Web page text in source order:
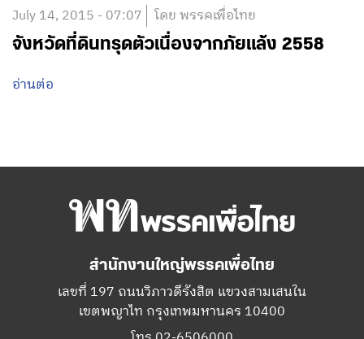
July 14, 2015 - 07:07 โดย พรรคเพื่อไทย
จังหวัดที่ดินทรุดตัวเนื่องจากภัยแล้ง 2558
อ่านต่อ
สำนักงานใหญ่พรรคเพื่อไทย
เลขที่ 197 ถนนวิภาวดีรังสิต แขวงสามเสนใน
เขตพญาไท กรุงเทพมหานคร 10400